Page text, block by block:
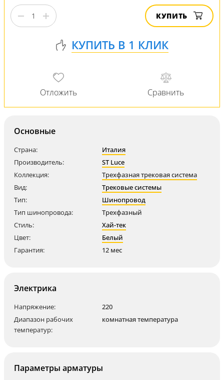
КУПИТЬ
Основные
Страна:
Италия
Производитель:
ST Luce
Коллекция:
Трехфазная трековая система
Вид:
Трековые системы
Тип:
Шинопровод
Тип шинопровода:
Трехфазный
Стиль:
Хай-тек
Цвет:
Белый
Гарантия:
12 мес
Электрика
Напряжение:
220
Диапазон рабочих
температур:
комнатная температура
Параметры арматуры